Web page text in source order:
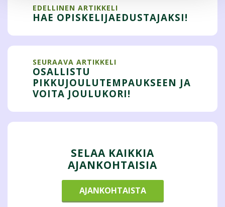
EDELLINEN ARTIKKELI
HAE OPISKELIJAEDUSTAJAKSI!
SEURAAVA ARTIKKELI
OSALLISTU
PIKKUJOULUTEMPAUKSEEN JA
VOITA JOULUKORI!
SELAA KAIKKIA
AJANKOHTAISIA
AJANKOHTAISTA